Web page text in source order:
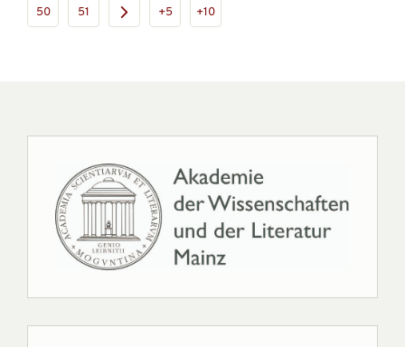
50 51 +5 +10